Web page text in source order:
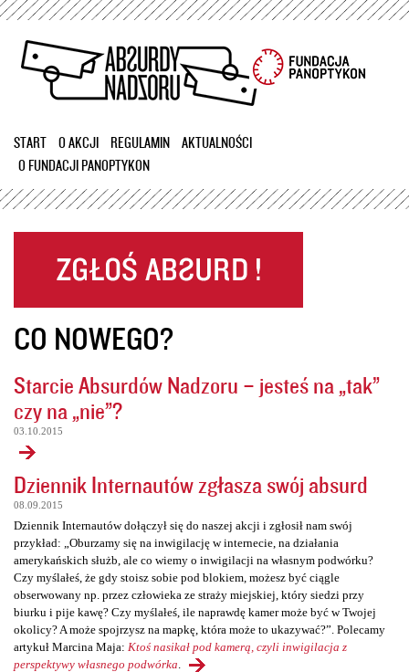
Przejdź
treści
START O AKCJI REGULAMIN
AKTUALNOŚCI
O FUNDACJI PANOPTYKON
CO NOWEGO?
Starcie Absurdów Nadzoru – jesteś na „tak”
czy na „nie”?
03.10.2015
Dziennik Internautów zgłasza swój absurd
08.09.2015
Dziennik Internautów dołączył się do naszej akcji i zgłosił nam swój
przykład: „Oburzamy się na inwigilację w internecie, na działania
amerykańskich służb, ale co wiemy o inwigilacji na własnym podwórku?
Czy myślałeś, że gdy stoisz sobie pod blokiem, możesz być ciągle
obserwowany np. przez człowieka ze straży miejskiej, który siedzi przy
biurku i pije kawę? Czy myślałeś, ile naprawdę kamer może być w Twojej
okolicy? A może spojrzysz na mapkę, która może to ukazywać?”. Polecamy
artykuł Marcina Maja: Ktoś nasikał pod kamerą, czyli inwigilacja z
perspektywy własnego podwórka